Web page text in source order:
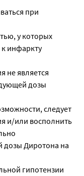
при
у которых
инфаркту
не является
дозы
следует
и/или восполнить
дозы Диротона на
гипотензии